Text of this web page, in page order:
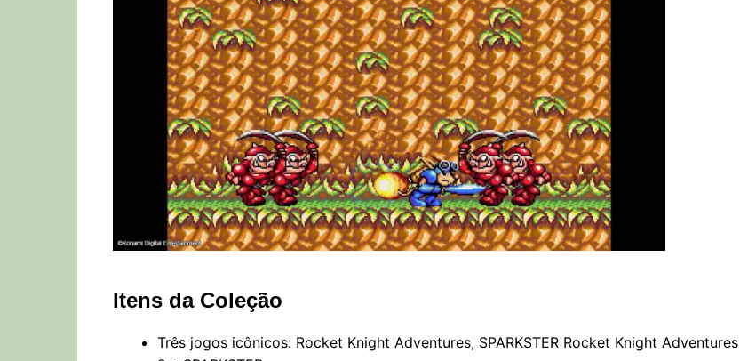
Itens da Coleção
Três jogos icônicos: Rocket Knight Adventures, SPARKSTER Rocket Knight Adventures